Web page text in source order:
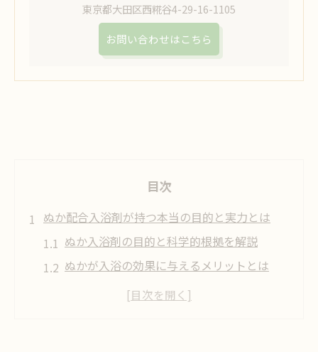
東京都大田区西糀谷4-29-16-1105
お問い合わせはこちら
目次
ぬか配合入浴剤が持つ本当の目的と実力とは
ぬか入浴剤の目的と科学的根拠を解説
ぬかが入浴の効果に与えるメリットとは
入浴剤を使う意味とぬか成分の役割